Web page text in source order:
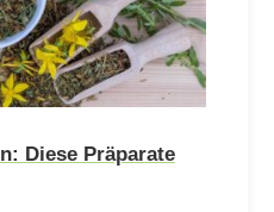
Diese Präparate